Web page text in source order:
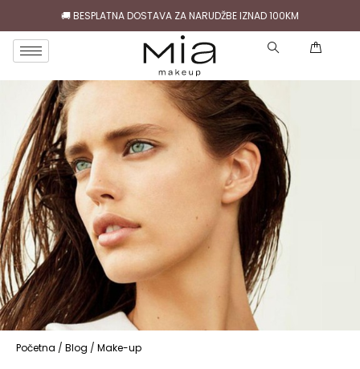
🚚 BESPLATNA DOSTAVA ZA NARUDŽBE IZNAD 100KM
Početna / Blog / Make-up